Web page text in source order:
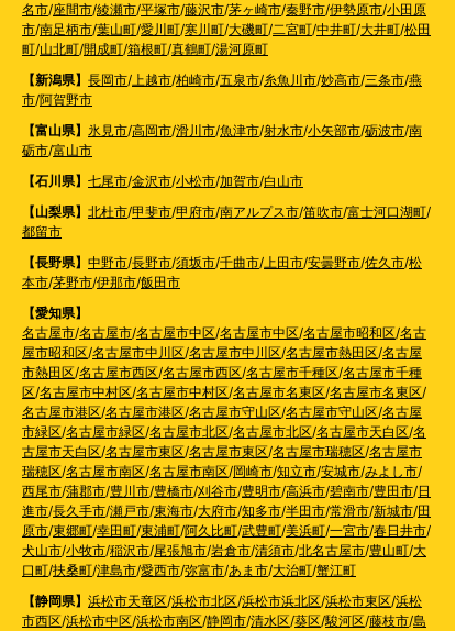
名市/座間市/綾瀬市/平塚市/藤沢市/茅ヶ崎市/秦野市/伊勢原市/小田原
市/南足柄市/葉山町/愛川町/寒川町/大磯町/二宮町/中井町/大井町/松田
町/山北町/開成町/箱根町/真鶴町/湯河原町
【新潟県】 長岡市/上越市/柏崎市/五泉市/糸魚川市/妙高市/三条市/燕
市/阿賀野市
【富山県】 氷見市/高岡市/滑川市/魚津市/射水市/小矢部市/砺波市/南
砺市/富山市
【石川県】 七尾市/金沢市/小松市/加賀市/白山市
【山梨県】 北杜市/甲斐市/甲府市/南アルプス市/笛吹市/富士河口湖町/
都留市
【長野県】 中野市/長野市/須坂市/千曲市/上田市/安曇野市/佐久市/松
本市/茅野市/伊那市/飯田市
【愛知県】
名古屋市/名古屋市/名古屋市中区/名古屋市中区/名古屋市昭和区/名古
屋市昭和区/名古屋市中川区/名古屋市中川区/名古屋市熱田区/名古屋
市熱田区/名古屋市西区/名古屋市西区/名古屋市千種区/名古屋市千種
区/名古屋市中村区/名古屋市中村区/名古屋市名東区/名古屋市名東区/
名古屋市港区/名古屋市港区/名古屋市守山区/名古屋市守山区/名古屋
市緑区/名古屋市緑区/名古屋市北区/名古屋市北区/名古屋市天白区/名
古屋市天白区/名古屋市東区/名古屋市東区/名古屋市瑞穂区/名古屋市
瑞穂区/名古屋市南区/名古屋市南区/岡崎市/知立市/安城市/みよし市/
西尾市/蒲郡市/豊川市/豊橋市/刈谷市/豊明市/高浜市/碧南市/豊田市/日
進市/長久手市/瀬戸市/東海市/大府市/知多市/半田市/常滑市/新城市/田
原市/東郷町/幸田町/東浦町/阿久比町/武豊町/美浜町/一宮市/春日井市/
犬山市/小牧市/稲沢市/尾張旭市/岩倉市/清須市/北名古屋市/豊山町/大
口町/扶桑町/津島市/愛西市/弥富市/あま市/大治町/蟹江町
【静岡県】 浜松市天竜区/浜松市北区/浜松市浜北区/浜松市東区/浜松
市西区/浜松市中区/浜松市南区/静岡市/清水区/葵区/駿河区/藤枝市/島